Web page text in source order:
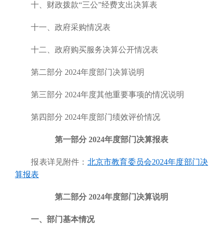
十、财政拨款“三公”经费支出决算表
十一、政府采购情况表
十二、政府购买服务决算公开情况表
第二部分 2024年度部门决算说明
第三部分 2024年度其他重要事项的情况说明
第四部分 2024年度部门绩效评价情况
第一部分 2024年度部门决算报表
报表详见附件： 北京市教育委员会2024年度部门决
算报表
第二部分 2024年度部门决算说明
一、部门基本情况